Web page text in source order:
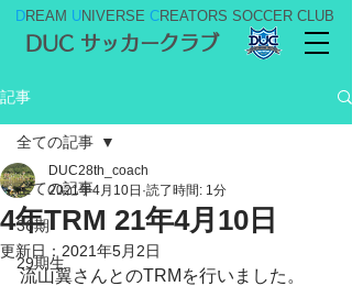
DREAM UNIVERSE CREATORS SOCCER CLUB
DUC サッカークラブ
記事
全ての記事
36期
29期生
全ての記事
4年TRM 21年4月10日
DUC28th_coach
2021年4月10日 読了時間: 1分
更新日： 2021年5月2日
流山翼さんとのTRMを行いました。